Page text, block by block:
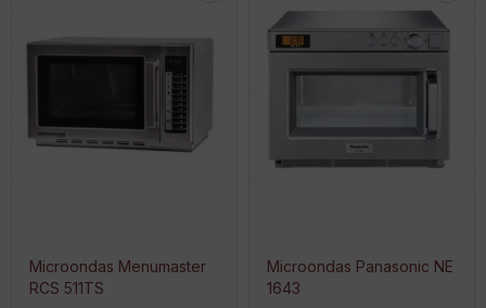
Microondas Menumaster
RCS 511TS
Microondas Panasonic NE
1643